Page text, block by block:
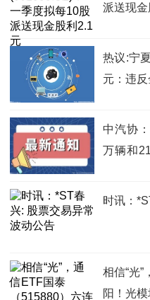
派送现
热议:宁
元：违
中汽协
万辆和
时讯：
相信“光
阳！光